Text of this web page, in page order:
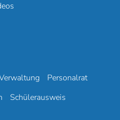
Personalrat
Schülerausweis